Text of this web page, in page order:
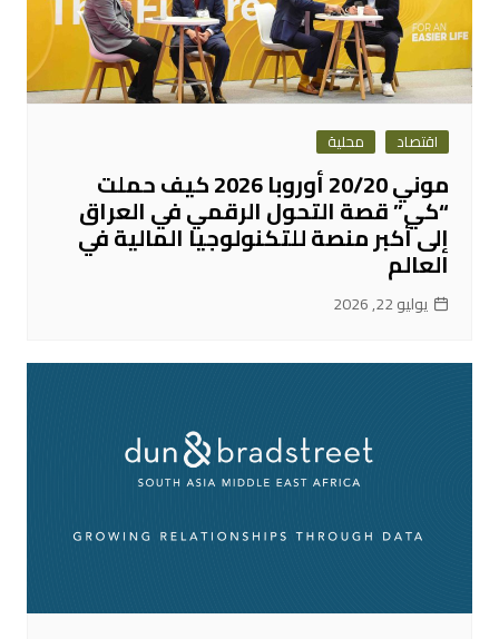
اقتصاد محلية
موني 20/20 أوروبا 2026 كيف حملت
“كي” قصة التحول الرقمي في العراق
إلى أكبر منصة للتكنولوجيا المالية في
العالم
يوليو 22, 2026